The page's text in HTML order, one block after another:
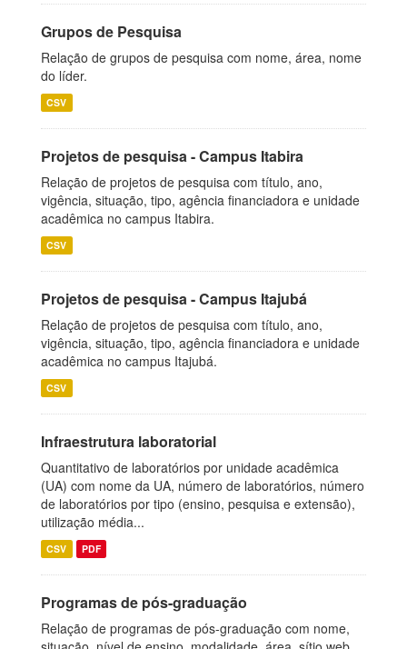
Grupos de Pesquisa
Relação de grupos de pesquisa com nome, área, nome
do líder.
CSV
Projetos de pesquisa - Campus Itabira
Relação de projetos de pesquisa com título, ano,
vigência, situação, tipo, agência financiadora e unidade
acadêmica no campus Itabira.
CSV
Projetos de pesquisa - Campus Itajubá
Relação de projetos de pesquisa com título, ano,
vigência, situação, tipo, agência financiadora e unidade
acadêmica no campus Itajubá.
CSV
Infraestrutura laboratorial
Quantitativo de laboratórios por unidade acadêmica
(UA) com nome da UA, número de laboratórios, número
de laboratórios por tipo (ensino, pesquisa e extensão),
utilização média...
CSV PDF
Programas de pós-graduação
Relação de programas de pós-graduação com nome,